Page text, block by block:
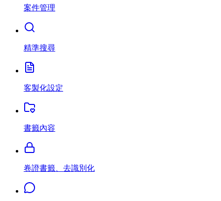
案件管理
精準搜尋
客製化設定
書籤內容
卷證書籤、去識別化